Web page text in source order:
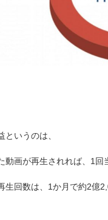
というのは、
動画が再生されれば、1回
生回数は、1か月で約2億